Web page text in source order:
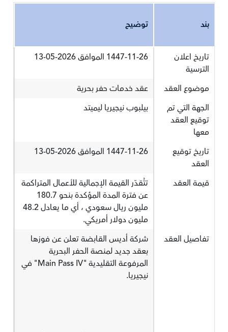
بند توضيح
تاريخ اعلان
الترسية
1447-11-26 الموافق 2026-05-13
موضوع العقد
عقد خدمات حفر بحرية
الجهة التي تم
توقيع العقد
معها
بيلبوب نيجيريا ليميتد
تاريخ توقيع
العقد
1447-11-26 الموافق 2026-05-13
قيمة العقد
تتُقدّر القيمة الإجمالية للأعمال المتراكمة
عن فترة المدة المؤكدة بنحو 180.7
مليون ريال سعودي ، أي ما يعادل 48.2
مليون دولار أمريكي.
تفاصيل العقد
شركة أديس القابضة تعلن عن فوزها
بعقد جديد لمنصة الحفر البحرية
المرفوعة التقليدية "Main Pass IV" في
نيجيريا.